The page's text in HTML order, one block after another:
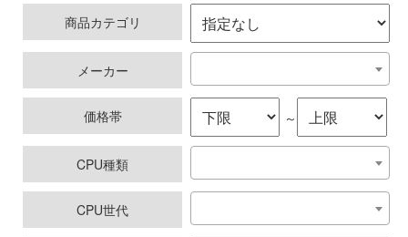
商品カテゴリ
メーカー
価格帯 ～
CPU種類
CPU世代